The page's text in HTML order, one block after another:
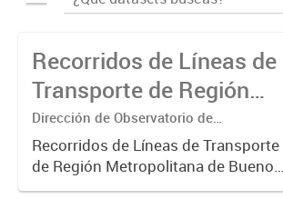
Recorridos de Líneas de
Transporte de Región
Metropolitana de
Buenos Aires (RMBA)
Dirección de Observatorio de
Transporte, Estudio y Sistemas
Recorridos de Líneas de Transporte
de Región Metropolitana de Buenos
Aires (RMBA).-